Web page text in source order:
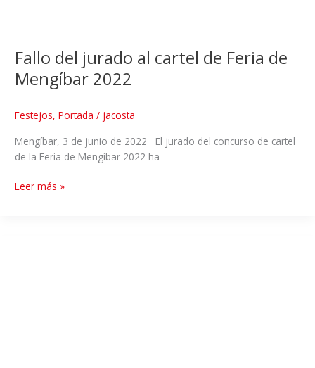
Fallo del jurado al cartel de Feria de
Mengíbar 2022
Festejos, Portada / jacosta
Mengíbar, 3 de junio de 2022 El jurado del concurso de cartel
de la Feria de Mengíbar 2022 ha
Leer más »